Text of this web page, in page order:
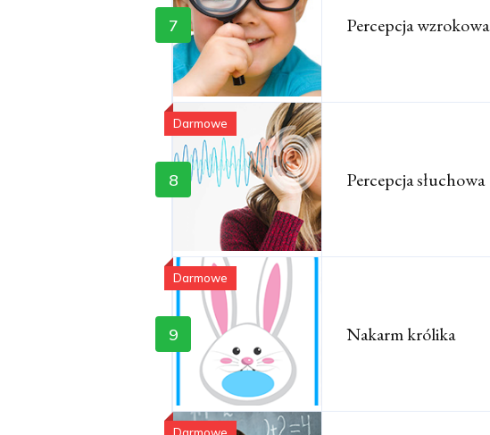
7 Percepcja wzrokowa
Darmowe
8 Percepcja słuchowa
Darmowe
9 Nakarm królika